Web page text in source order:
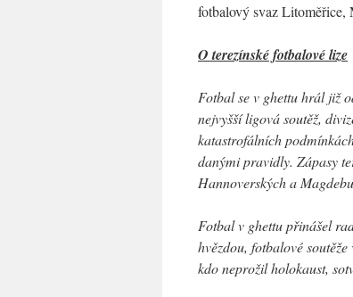
fotbalový svaz Litoměřice,
O terezínské fotbalové lize
Fotbal se v ghettu hrál již
nejvyšší ligová soutěž,
katastrofálních
danými pravidly. Zápasy
Hannoverských a
Fotbal v ghettu přinášel
hvězdou, fotbalové
kdo neprožil holokaust,